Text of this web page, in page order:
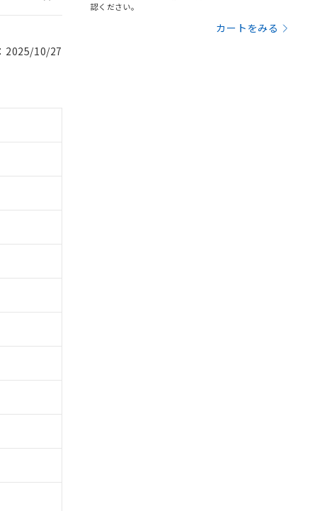
2025/10/27
認ください。
カートをみる